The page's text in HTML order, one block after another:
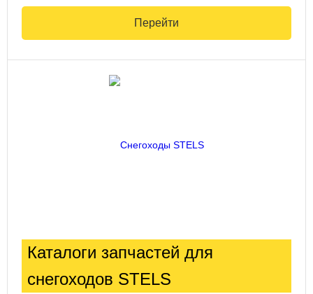
Перейти
Каталоги запчастей для
снегоходов STELS